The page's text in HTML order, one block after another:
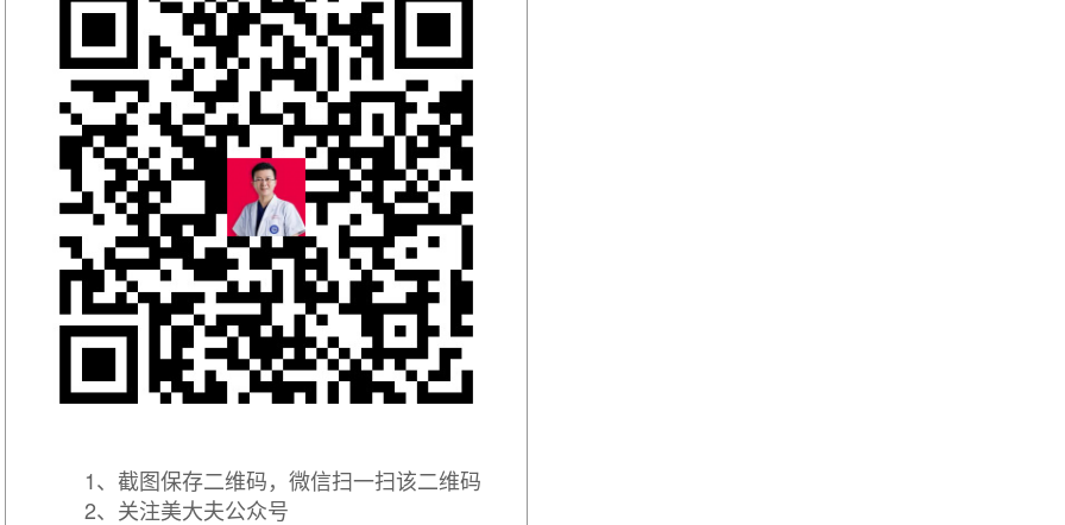
1、截图保存二维码，微信扫一扫该二维码
2、关注美大夫公众号